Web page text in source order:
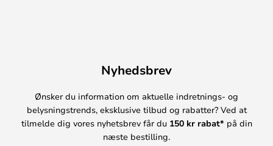
Nyhedsbrev
Ønsker du information om aktuelle indretnings- og
belysningstrends, eksklusive tilbud og rabatter? Ved at
tilmelde dig vores nyhetsbrev får du 150 kr rabat* på din
næste bestilling.